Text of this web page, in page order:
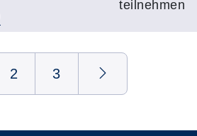
teilnehmen
2 3